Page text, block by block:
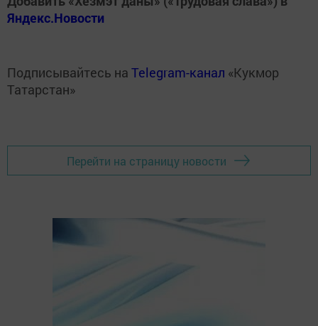
Яндекс.Новости
Подписывайтесь на Telegram-канал «Кукмор
Татарстан»
Перейти на страницу новости